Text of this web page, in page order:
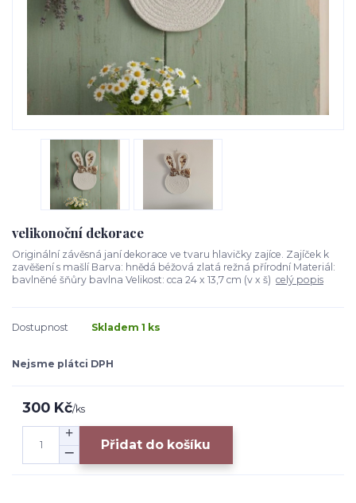
velikonoční dekorace
Originální závěsná janí dekorace ve tvaru hlavičky zajíce. Zajíček k
zavěšení s mašlí Barva: hnědá béžová zlatá režná přírodní Materiál:
bavlněné šňůry bavlna Velikost: cca 24 x 13,7 cm (v x š) celý popis
Dostupnost Skladem 1 ks
Nejsme plátci DPH
300 Kč/ks
Přidat do košíku